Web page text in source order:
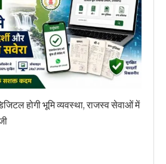
होगी भूमि व्यवस्था, राजस्व सेवाओं में